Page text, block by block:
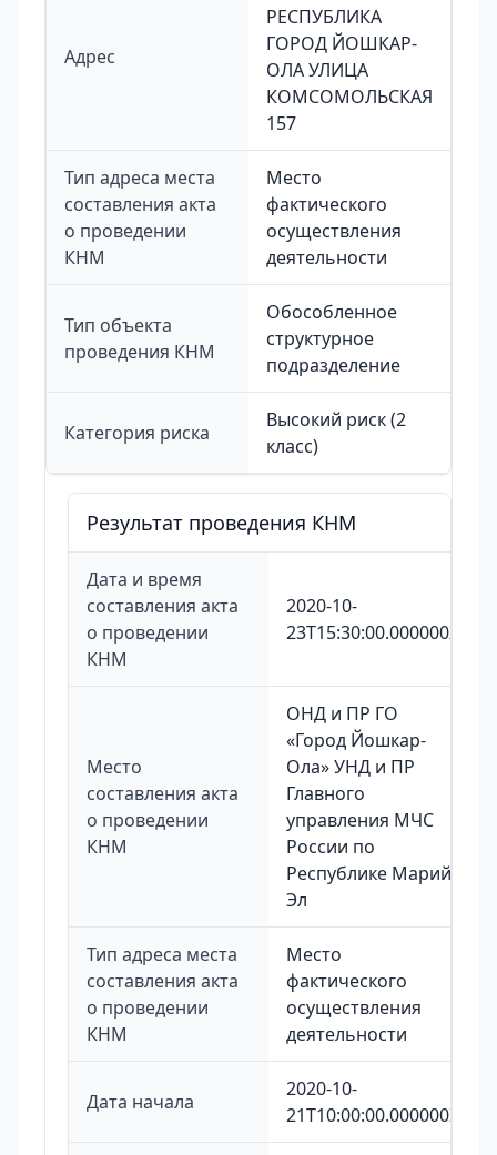
Адрес
РЕСПУБЛИКА
ГОРОД ЙОШКАР-
ОЛА УЛИЦА
КОМСОМОЛЬСКАЯ
157
Тип адреса места
составления акта
о проведении
КНМ
Место
фактического
осуществления
деятельности
Тип объекта
проведения КНМ
Обособленное
структурное
подразделение
Категория риска
Высокий риск (2
класс)
Результат проведения КНМ
Дата и время
составления акта
о проведении
КНМ
2020-10-
23T15:30:00.000000Z
Место
составления акта
о проведении
КНМ
ОНД и ПР ГО
«Город Йошкар-
Ола» УНД и ПР
Главного
управления МЧС
России по
Республике Марий
Эл
Тип адреса места
составления акта
о проведении
КНМ
Место
фактического
осуществления
деятельности
Дата начала
2020-10-
21T10:00:00.000000Z